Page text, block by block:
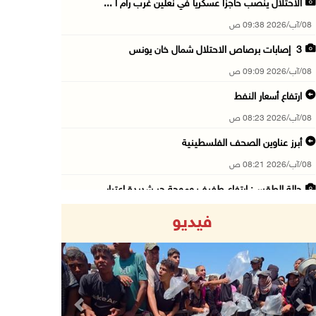
الاحتلال ينصب حاجزا عسكريا في نعلين غرب رام ا ...
08/آب/2026 09:38 ص
3 إصابات برصاص الاحتلال شمال خان يونس
08/آب/2026 09:09 ص
ارتفاع أسعار النفط
08/آب/2026 08:23 ص
أبرز عناوين الصحف الفلسطينية
08/آب/2026 08:21 ص
حالة الطقس: ارتفاع طفيف وموجة حر شديدة اعتبار ...
08/آب/2026 12:01 ص
قوات الاحتلال تقتحم بيت فجار جنوب بيت لحم
07/آب/2026 11:49 م
فيديو
Previous Next